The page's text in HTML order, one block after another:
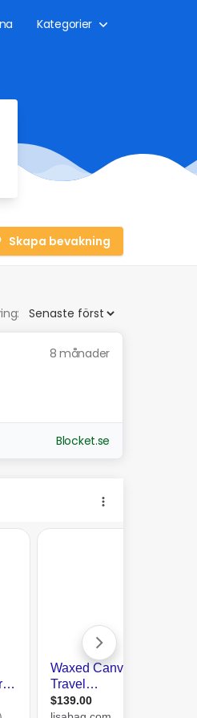
Kategorier
Skapa bevakning
8 månader
Blocket.se